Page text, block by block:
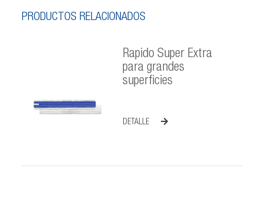
PRODUCTOS RELACIONADOS
Rapido Super Extra
para grandes
superficies
DETALLE